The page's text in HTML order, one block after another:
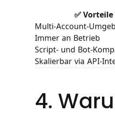
✅ Vorteile
Multi-Account-
Immer an Betrieb
Script- und Bot-
Skalierbar via API-
4.